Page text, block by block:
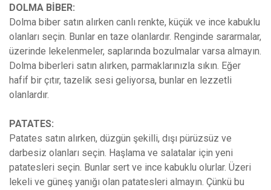
DOLMA BİBER:
Dolma biber satın alırken canlı renkte, küçük ve ince kabuklu
olanları seçin. Bunlar en taze olanlardır. Renginde sararmalar,
üzerinde lekelenmeler, saplarında bozulmalar varsa almayın.
Dolma biberleri satın alırken, parmaklarınızla sıkın. Eğer
hafif bir çıtır, tazelik sesi geliyorsa, bunlar en lezzetli
olanlardır.
PATATES:
Patates satın alırken, düzgün şekilli, dışı pürüzsüz ve
darbesiz olanları seçin. Haşlama ve salatalar için yeni
patatesleri seçin. Bunlar sert ve ince kabuklu olurlar. Üzeri
lekeli ve güneş yanığı olan patatesleri almayın. Çünkü bu